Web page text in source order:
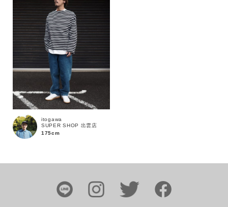
在庫あり
itogawa
SUPER SHOP 出雲店
175cm